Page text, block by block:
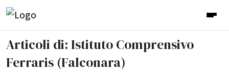
Articoli di: Istituto Comprensivo
Ferraris (Falconara)